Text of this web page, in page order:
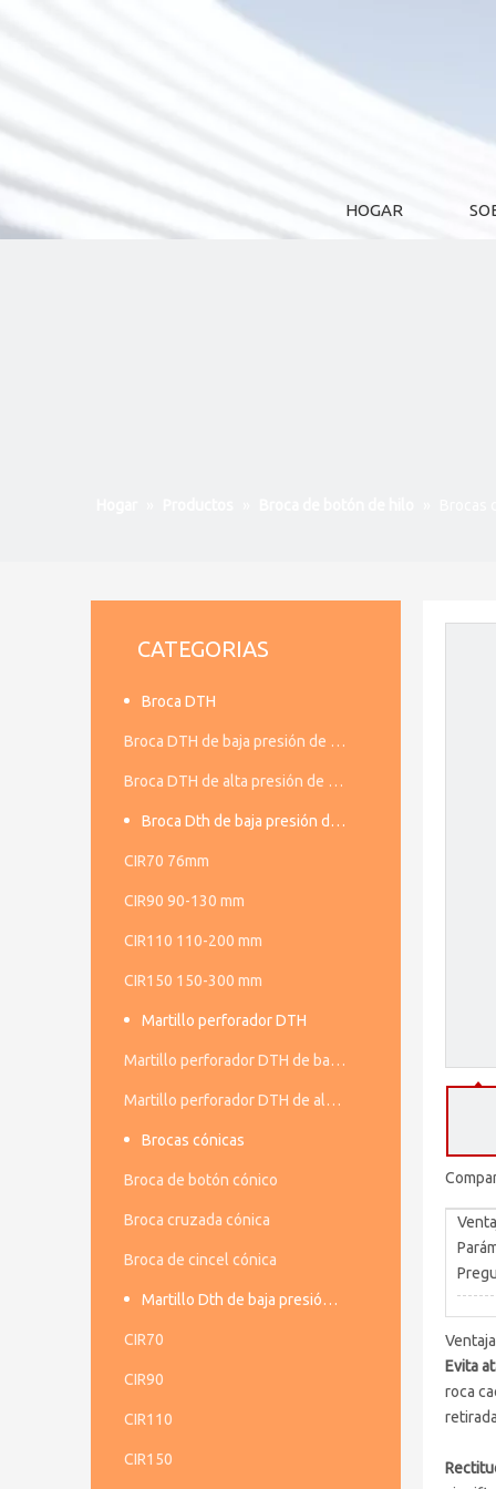
HOGAR
CATEGORIAS
Broca DTH
Broca DTH de baja presión de aire
Broca DTH de alta presión de aire
Broca Dth de baja presión de aire
CIR70 76mm
CIR90 90-130 mm
CIR110 110-200 mm
CIR150 150-300 mm
Martillo perforador DTH
Martillo perforador DTH de baja presión de aire
Martillo perforador DTH de alta presión de aire
Brocas cónicas
Broca de botón cónico
Broca cruzada cónica
Broca de cincel cónica
Martillo Dth de baja presión de aire
CIR70
CIR90
CIR110
CIR150
Evita
roca